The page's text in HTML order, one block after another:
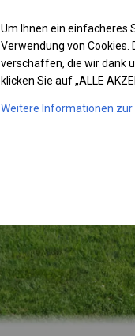
Um Ihnen ein einfacheres
Verwendung von
verschaffen, die wir dank
klicken Sie auf „ALLE
Weitere Informationen zur